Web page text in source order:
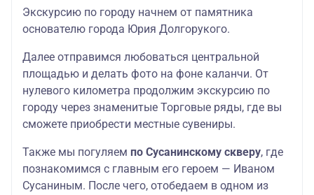
Экскурсию по городу начнем от памятника
основателю города Юрия Долгорукого.
Далее отправимся любоваться центральной
площадью и делать фото на фоне каланчи. От
нулевого километра продолжим экскурсию по
городу через знаменитые Торговые ряды, где вы
сможете приобрести местные сувениры.
Также мы погуляем по Сусанинскому скверу, где
познакомимся с главным его героем — Иваном
Сусаниным. После чего, отобедаем в одном из